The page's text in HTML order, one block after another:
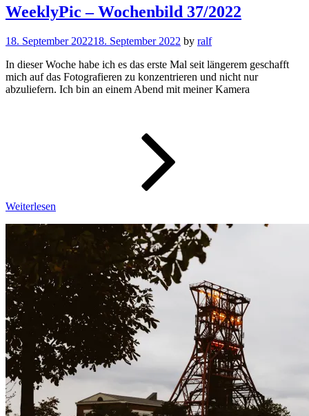
WeeklyPic – Wochenbild 37/2022
18. September 202218. September 2022 by ralf
In dieser Woche habe ich es das erste Mal seit längerem geschafft
mich auf das Fotografieren zu konzentrieren und nicht nur
abzuliefern. Ich bin an einem Abend mit meiner Kamera
Weiterlesen